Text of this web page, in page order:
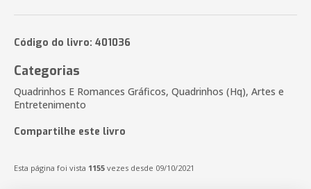
Código do livro: 401036
Categorias
Quadrinhos E Romances Gráficos, Quadrinhos (Hq), Artes e
Entretenimento
Compartilhe este livro
Esta página foi vista 1155 vezes desde 09/10/2021